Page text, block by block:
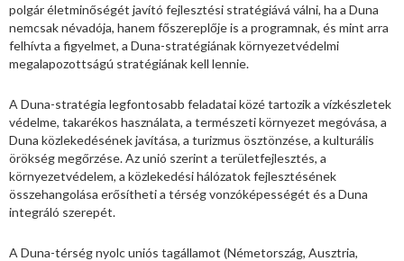
polgár életminőségét javító fejlesztési stratégiává válni, ha a Duna
nemcsak névadója, hanem főszereplője is a programnak, és mint arra
felhívta a figyelmet, a Duna-stratégiának környezetvédelmi
megalapozottságú stratégiának kell lennie.
A Duna-stratégia legfontosabb feladatai közé tartozik a vízkészletek
védelme, takarékos használata, a természeti környezet megóvása, a
Duna közlekedésének javítása, a turizmus ösztönzése, a kulturális
örökség megőrzése. Az unió szerint a területfejlesztés, a
környezetvédelem, a közlekedési hálózatok fejlesztésének
összehangolása erősítheti a térség vonzóképességét és a Duna
integráló szerepét.
A Duna-térség nyolc uniós tagállamot (Németország, Ausztria,